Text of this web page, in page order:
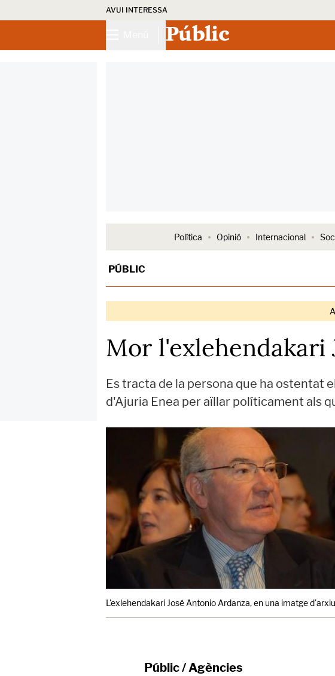
AVUI INTERESSA
Públic
Política Opinió Internacional
PÚBLIC
Mor l'exlehendakari
Es tracta de la persona que ha ostentat
d'Ajuria Enea per aïllar políticament als
L'exlehendakari José Antonio Ardanza, en una imatge
Públic / Agències